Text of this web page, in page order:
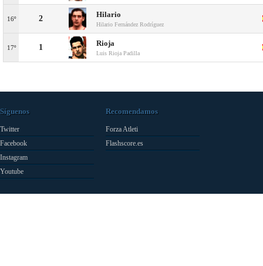
16º 2 Hilario
Hilario Fernández Rodríguez
17º 1 Rioja
Luis Rioja Padilla
Síguenos
Twitter
Facebook
Instagram
Youtube
Recomendamos
Forza Atleti
Flashscore.es